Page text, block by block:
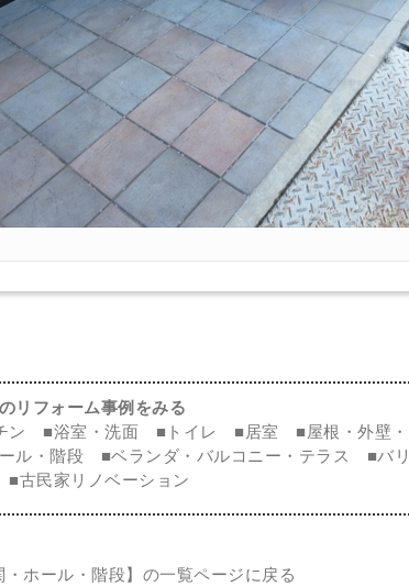
リフォーム事例をみる
ン ■浴室・洗面 ■ トイレ ■ 居室 ■屋根・外壁
ル・階段 ■ベランダ・バルコニー・テラス ■バ
■古民家リノベーション
・ホール・階段】の一覧ページに戻る